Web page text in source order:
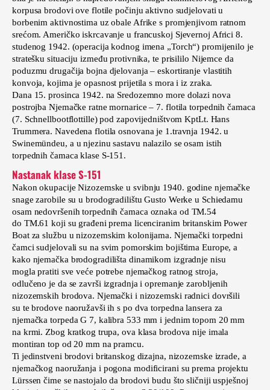
korpusa brodovi ove flotile počinju aktivno sudjelovati u
borbenim aktivnostima uz obale Afrike s promjenjivom ratnom
srećom. Američko iskrcavanje u francuskoj Sjevernoj Africi 8.
studenog 1942. (operacija kodnog imena „Torch“) promijenilo je
stratešku situaciju između protivnika, te prisililo Nijemce da
poduzmu drugačija bojna djelovanja – eskortiranje vlastitih
konvoja, kojima je opasnost prijetila s mora i iz zraka.
Dana 15. prosinca 1942. na Sredozemno more dolazi nova
postrojba Njemačke ratne mornarice – 7. flotila torpednih čamaca
(7. Schnellbootflottille) pod zapovijedništvom KptLt. Hans
Trummera. Navedena flotila osnovana je 1.travnja 1942. u
Swinemündeu, a u njezinu sastavu nalazilo se osam istih
torpednih čamaca klase S-151.
Nastanak klase S-151
Nakon okupacije Nizozemske u svibnju 1940. godine njemačke
snage zarobile su u brodogradilištu Gusto Werke u Schiedamu
osam nedovršenih torpednih čamaca oznaka od TM.54
do TM.61 koji su građeni prema licenciranim britanskim Power
Boat za službu u nizozemskim kolonijama. Njemački torpedni
čamci sudjelovali su na svim pomorskim bojištima Europe, a
kako njemačka brodogradilišta dinamikom izgradnje nisu
mogla pratiti sve veće potrebe njemačkog ratnog stroja,
odlučeno je da se završi izgradnja i opremanje zarobljenih
nizozemskih brodova. Njemački i nizozemski radnici dovršili
su te brodove naoružavši ih s po dva torpedna lansera za
njemačka torpeda G 7, kalibra 533 mm i jednim topom 20 mm
na krmi. Zbog kratkog trupa, ova klasa brodova nije imala
montiran top od 20 mm na pramcu.
Ti jedinstveni brodovi britanskog dizajna, nizozemske izrade, a
njemačkog naoružanja i pogona modificirani su prema projektu
Lürssen čime se nastojalo da brodovi budu što sličniji uspješnoj